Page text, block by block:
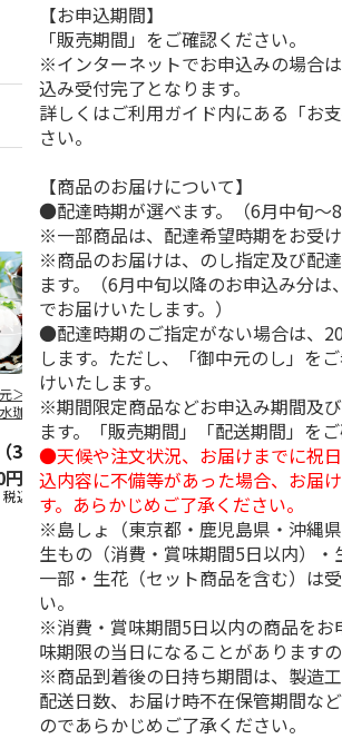
＞北海道羊
珈琲ゼリー
（3）
込)
＜お中元＞＜ひとと
え＞３層デザートジ
ュレパフェ～国産フ
ルー…
4.7（10）
2,980円
(送料・税込)
疋屋＞銀座ゼ
個
5.0（5）
3,240円
(送料・税込)
【お申込期間】
「販売期間」をご確認ください。
※インターネットでお申込みの場合
込み受付完了となります。
詳しくはご利用ガイド内にある「お
さい。
【商品のお届けについて】
●配達時期が選べます。（6月中旬～8
※一部商品は、配達希望時期をお受け
※商品のお届けは、のし指定及び配
ます。（6月中旬以降のお申込み分
でお届けいたします。）
●配達時期のご指定がない場合は、
します。ただし、「御中元のし」を
けいたします。
※期間限定商品などお申込み期間及
ます。「販売期間」「配送期間」をご
●天候や注文状況、お届けまでに祝
込内容に不備等があった場合、お届
す。あらかじめご了承ください。
※島しょ（東京都・鹿児島県・沖縄
生もの（消費・賞味期間5日以内）
一部・生花（セット商品を含む）は
い。
※消費・賞味期間5日以内の商品を
味期限の当日になることがあります
※商品到着後の日持ち期間は、製造
配送日数、お届け時不在保管期間な
のであらかじめご了承ください。